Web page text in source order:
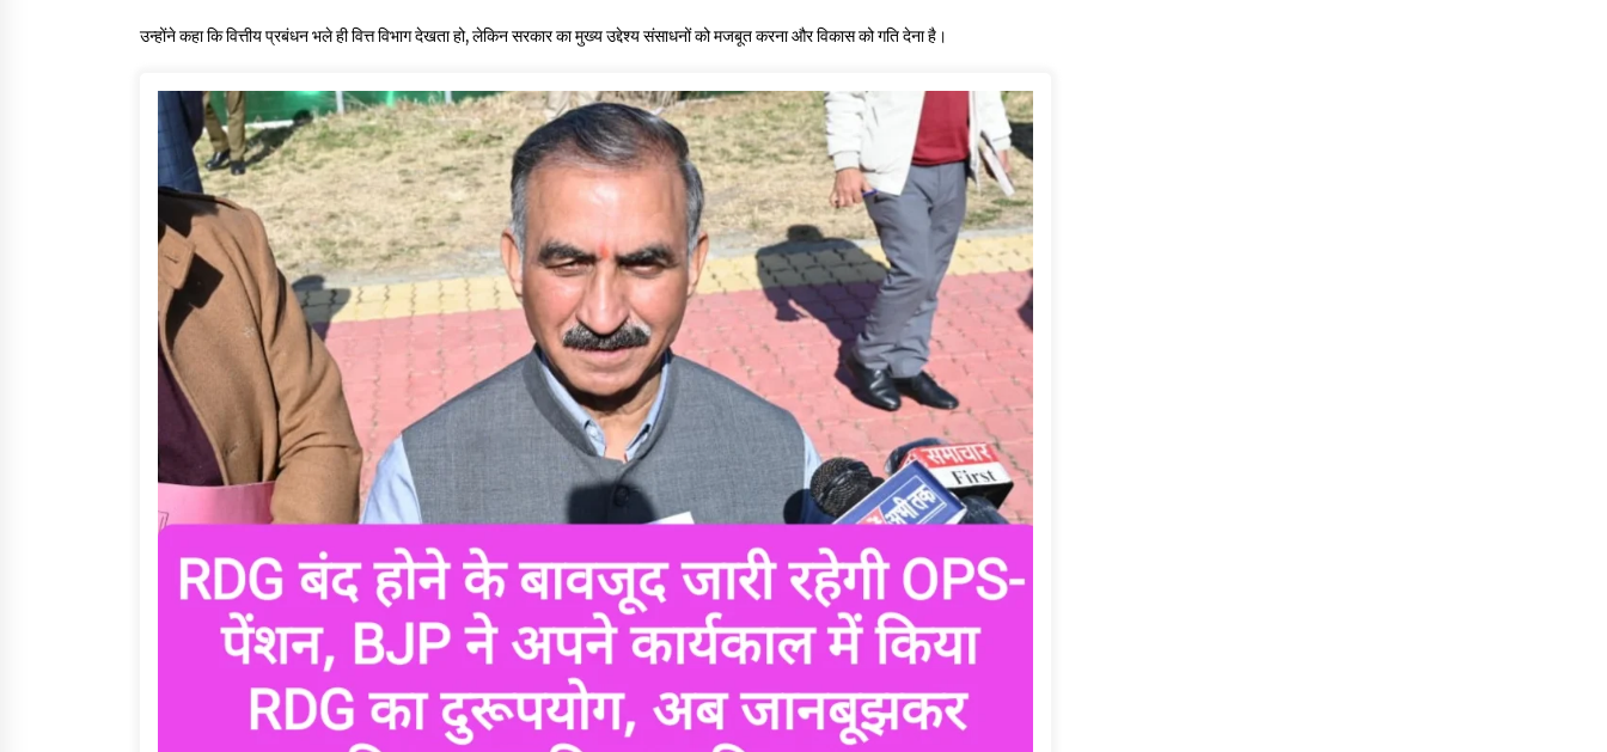
उन्होंने कहा कि वित्तीय प्रबंधन भले ही वित्त विभाग देखता हो, लेकिन सरकार का मुख्य उद्देश्य संसाधनों को मजबूत करना और विकास को गति देना है।